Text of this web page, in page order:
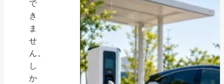
で
き
ま
せ
ん。
し
か